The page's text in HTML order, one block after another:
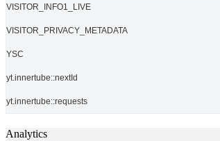
VISITOR_INFO1_LIVE
VISITOR_PRIVACY_METADATA
YSC
yt.innertube::nextId
yt.innertube::requests
Analytics